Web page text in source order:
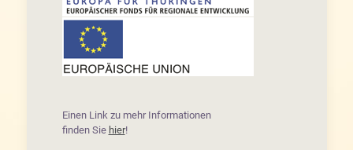
Einen Link zu mehr Informationen
finden Sie hier!